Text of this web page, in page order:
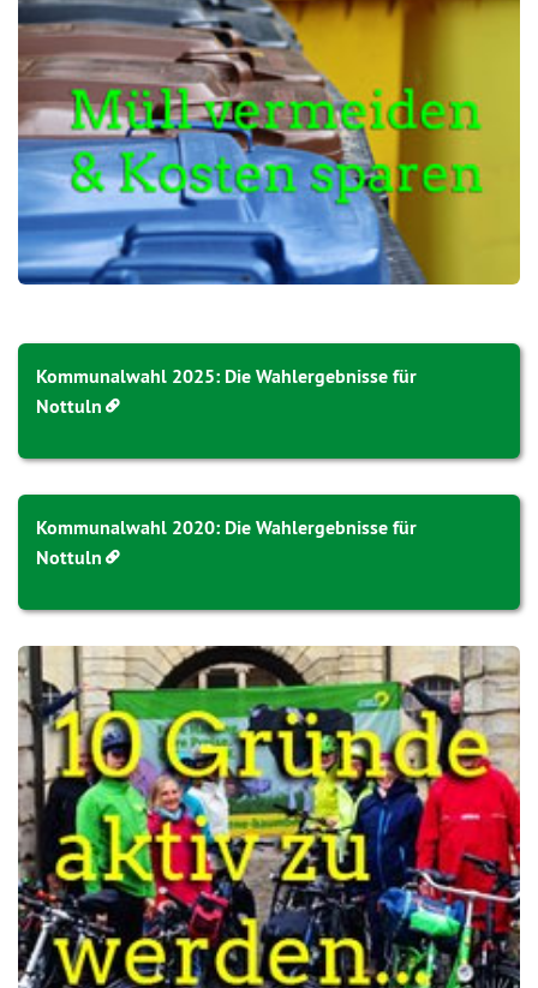
Kommunalwahl 2025: Die Wahlergebnisse für
Nottuln
Kommunalwahl 2020: Die Wahlergebnisse für
Nottuln